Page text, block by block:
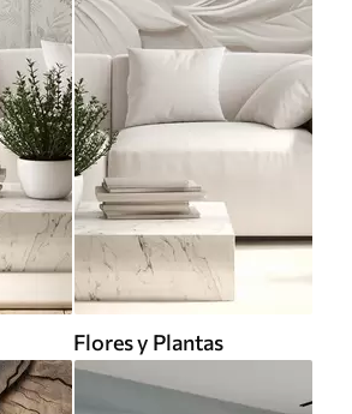
Flores y Plantas